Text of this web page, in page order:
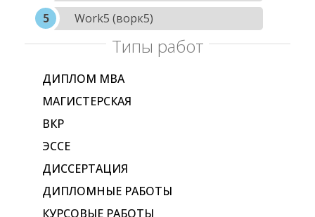
Work5 (ворк5)
Типы работ
ДИПЛОМ МВА
МАГИСТЕРСКАЯ
ВКР
ЭССЕ
ДИССЕРТАЦИЯ
ДИПЛОМНЫЕ РАБОТЫ
КУРСОВЫЕ РАБОТЫ